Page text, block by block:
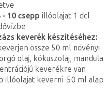
- 10 csepp illóolajat 1 dcl
keverék készítéséhez:
össze 50 ml növényi
olaj, kókuszolaj, mandula
keverékre van
illóolajat keverni 50 ml alap